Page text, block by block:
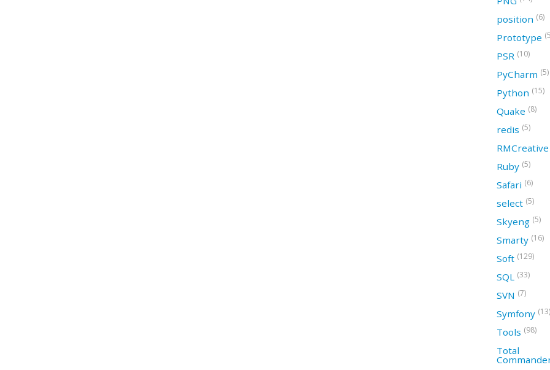
position (6)
Prototype
PSR (10)
PyCharm (5)
Python (15)
Quake (8)
redis (5)
RMCreative
Ruby (5)
Safari (6)
select (5)
Skyeng (5)
Smarty (16)
Soft (129)
SQL (33)
SVN (7)
Symfony (13)
Tools (98)
Total